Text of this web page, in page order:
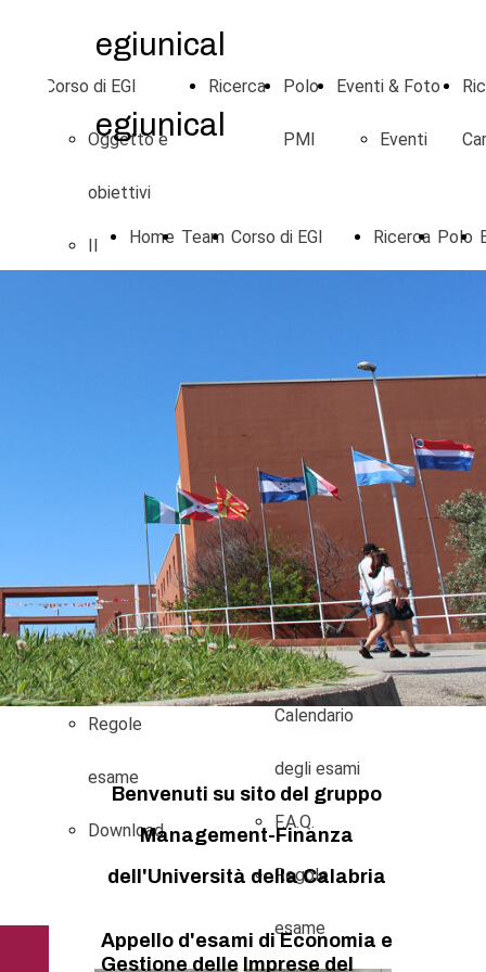
egiunical
Corso di EGI
Oggetto e
obiettivi
Il
Calendario
degli esami
F.A.Q.
Regole
esame
Download
Ricerca Polo
PMI
Eventi & Foto
Eventi
egiunical
Home Team Corso di EGI
programma
Attività
didattiche
proattive
Orari e
Calendario
degli esami
F.A.Q.
Regole
esame
Ricerca Polo
Benvenuti su sito del gruppo
Management-Finanza
dell'Università della Calabria
Appello d'esami di Economia e
Gestione delle Imprese del